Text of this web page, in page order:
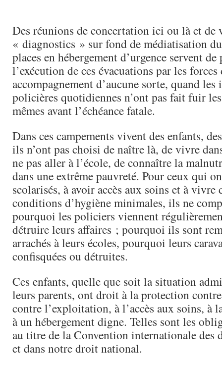
Des réunions de concertation ici ou là et de
« diagnostics » sur fond de médiatisation
places en hébergement d’urgence servent de
l’exécution de ces évacuations par les forces
accompagnement d’aucune sorte, quand
policières quotidiennes n’ont pas fait fuir
mêmes avant l’échéance fatale.
Dans ces campements vivent des enfants,
ils n’ont pas choisi de naître là, de vivre
ne pas aller à l’école, de connaître la
dans une extrême pauvreté. Pour ceux qui
scolarisés, à avoir accès aux soins et à vivre
conditions d’hygiène minimales, ils ne
pourquoi les policiers viennent
détruire leurs affaires ; pourquoi ils sont
arrachés à leurs écoles, pourquoi leurs
confisquées ou détruites.
Ces enfants, quelle que soit la situation
leurs parents, ont droit à la protection
contre l’exploitation, à l’accès aux soins, à
à un hébergement digne. Telles sont les
au titre de la Convention internationale des
et dans notre droit national.